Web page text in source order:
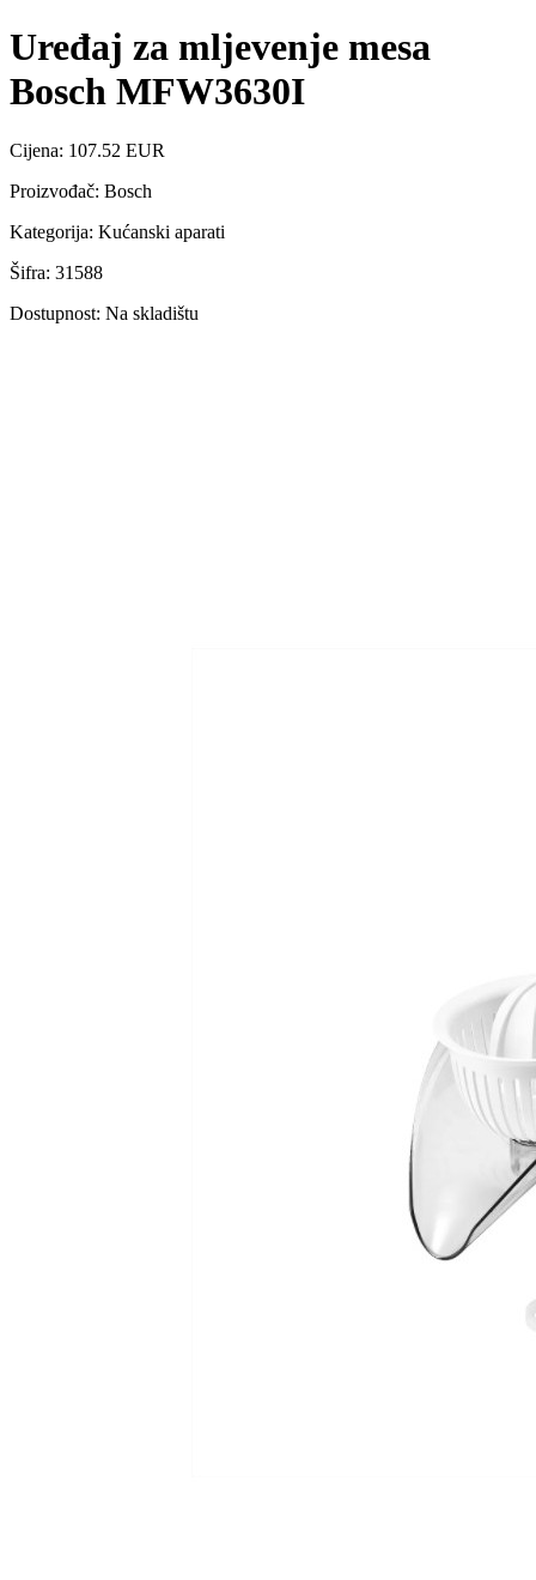
Uređaj za mljevenje mesa
Bosch MFW3630I
Cijena: 107.52 EUR
Proizvođač: Bosch
Kategorija: Kućanski aparati
Šifra: 31588
Dostupnost: Na skladištu